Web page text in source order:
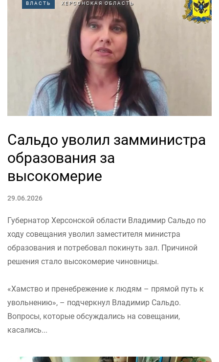
ВЛАСТЬ ХЕРСОНСКАЯ ОБЛАСТЬ
Сальдо уволил замминистра
образования за
высокомерие
29.06.2026
Губернатор Херсонской области Владимир Сальдо по
ходу совещания уволил заместителя министра
образования и потребовал покинуть зал. Причиной
решения стало высокомерие чиновницы.
«Хамство и пренебрежение к людям – прямой путь к
увольнению», – подчеркнул Владимир Сальдо.
Вопросы, которые обсуждались на совещании,
касались...